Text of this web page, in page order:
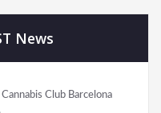
News
Club Barcelona